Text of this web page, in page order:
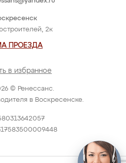
© Ренессанс.
в Воскресенске.
2к
ПРОЕЗДА
в избранное